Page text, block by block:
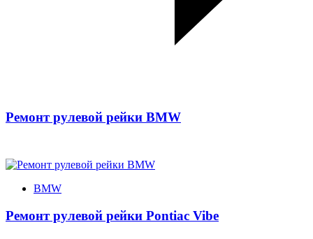
Ремонт рулевой рейки BMW
BMW
Ремонт рулевой рейки Pontiac Vibe